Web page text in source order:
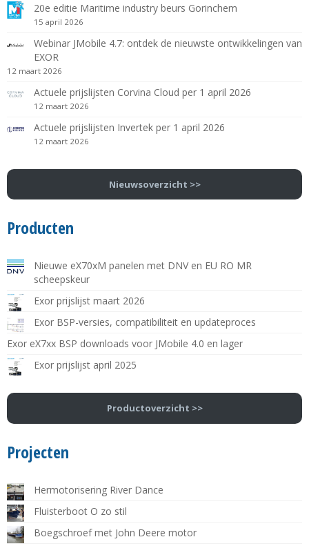
20e editie Maritime industry beurs Gorinchem
15 april 2026
Webinar JMobile 4.7: ontdek de nieuwste ontwikkelingen van
EXOR
12 maart 2026
Actuele prijslijsten Corvina Cloud per 1 april 2026
12 maart 2026
Actuele prijslijsten Invertek per 1 april 2026
12 maart 2026
Nieuwsoverzicht >>
Producten
Nieuwe eX70xM panelen met DNV en EU RO MR
scheepskeur
Exor prijslijst maart 2026
Exor BSP-versies, compatibiliteit en updateproces
Exor eX7xx BSP downloads voor JMobile 4.0 en lager
Exor prijslijst april 2025
Productoverzicht >>
Projecten
Hermotorisering River Dance
Fluisterboot O zo stil
Boegschroef met John Deere motor